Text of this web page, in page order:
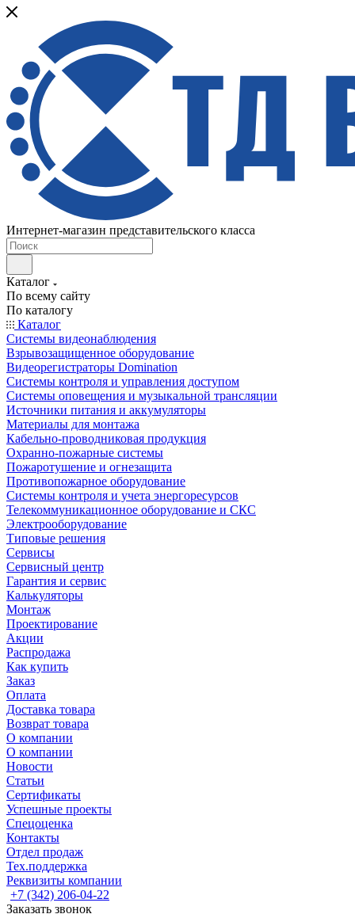
Интернет-магазин представительского класса
Каталог
По всему сайту
По каталогу
Каталог
Системы видеонаблюдения
Взрывозащищенное оборудование
Видеорегистраторы Domination
Системы контроля и управления доступом
Системы оповещения и музыкальной трансляции
Источники питания и аккумуляторы
Материалы для монтажа
Кабельно-проводниковая продукция
Охранно-пожарные системы
Пожаротушение и огнезащита
Противопожарное оборудование
Системы контроля и учета энергоресурсов
Телекоммуникационное оборудование и СКС
Электрооборудование
Типовые решения
Сервисы
Сервисный центр
Гарантия и сервис
Калькуляторы
Монтаж
Проектирование
Акции
Распродажа
Как купить
Заказ
Оплата
Доставка товара
Возврат товара
О компании
О компании
Новости
Статьи
Сертификаты
Успешные проекты
Спецоценка
Контакты
Отдел продаж
Тех.поддержка
Реквизиты компании
+7 (342) 206-04-22
Заказать звонок